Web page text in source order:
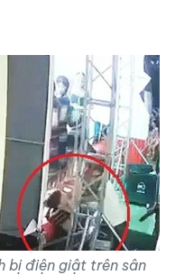
bị điện giật trên sân